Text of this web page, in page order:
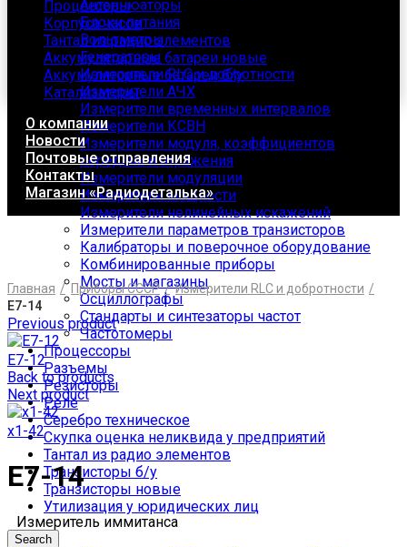
Антеннюаторы
Блоки питания
Вольтметры
Генераторы
Измерители RLC и добротности
Измерители АЧХ
Измерители временных интервалов
Измерители КСВН
Измерители модуля, коэффициентов
передачи и отражения
Измерители модуляции
Измерители мощности
Измерители нелинейных искажений
Измерители параметров транзисторов
Калибраторы и поверочное оборудование
Комбинированные приборы
Мосты и магазины
Осциллографы
Стандарты и синтезаторы частот
Частотомеры
Процессоры
Разъемы
Резисторы
Реле
Серебро техническое
Скупка оценка неликвида у предприятий
Тантал из радио элементов
Транзисторы б/у
Транзисторы новые
Утилизация у юридических лиц
Search
Процессоры
Корпуса часов
Тантал из радио элементов
Аккумуляторные батареи новые
Аккумуляторные батареи б/у
Катализаторы
О компании
Новости
Почтовые отправления
Контакты
Магазин «Радиодеталька»
Click to enlarge
Главная Приборы СССР
Измерители RLC и добротности
Е7-14
Previous product
Е7-12
Back to products
Next product
х1-42
Е7-14
Измеритель иммитанса